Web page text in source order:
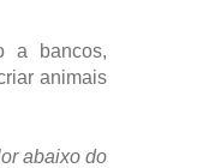
a bancos,
animais
abaixo do